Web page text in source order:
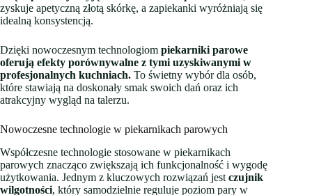
zyskuje apetyczną złotą skórkę, a zapiekanki wyróżniają się
idealną konsystencją.
Dzięki nowoczesnym technologiom piekarniki parowe
oferują efekty porównywalne z tymi uzyskiwanymi w
profesjonalnych kuchniach. To świetny wybór dla osób,
które stawiają na doskonały smak swoich dań oraz ich
atrakcyjny wygląd na talerzu.
Nowoczesne technologie w piekarnikach parowych
Współczesne technologie stosowane w piekarnikach
parowych znacząco zwiększają ich funkcjonalność i wygodę
użytkowania. Jednym z kluczowych rozwiązań jest czujnik
wilgotności, który samodzielnie reguluje poziom pary w